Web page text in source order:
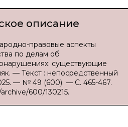
описание
правовые аспекты
по делам об
существующие
— Текст : непосредственный
— № 49 (600). — С. 465-467.
600/130215.